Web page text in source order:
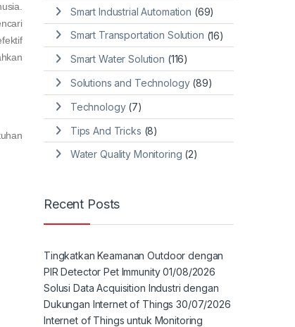
Smart Industrial Automation (69)
Smart Transportation Solution (16)
Smart Water Solution (116)
Solutions and Technology(89)
Technology(7)
Tips And Tricks (8)
Water Quality Monitoring (2)
Recent Posts
Tingkatkan Keamanan Outdoor dengan
PIR Detector Pet Immunity 01/08/2026
Solusi Data Acquisition Industri dengan
Dukungan Internet of Things 30/07/2026
Internet of Things untuk Monitoring